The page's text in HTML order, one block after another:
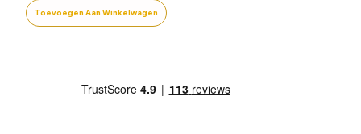
was:
€ 690,00.
is:
€ 593,00.
Toevoegen Aan Winkelwagen